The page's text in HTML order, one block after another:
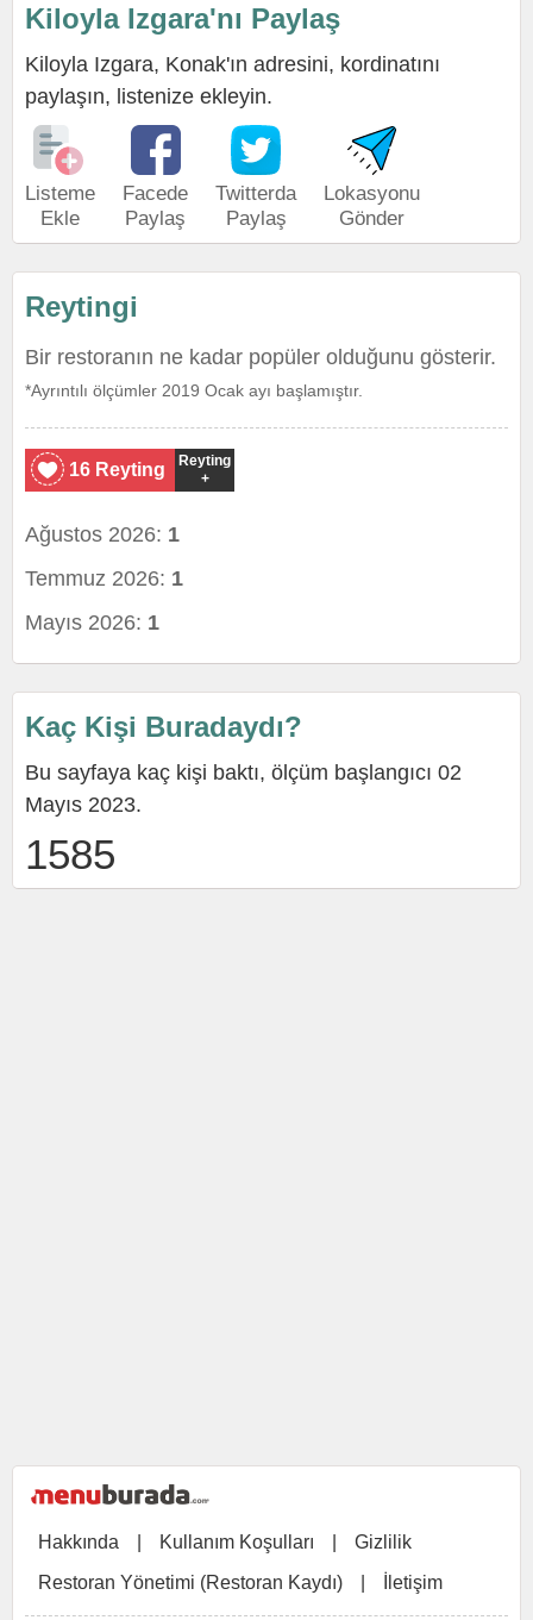
Kiloyla Izgara'nı Paylaş
Kiloyla Izgara, Konak'ın adresini, kordinatını
paylaşın, listenize ekleyin.
Listeme
Ekle
Facede
Paylaş
Twitterda
Paylaş
Lokasyonu
Gönder
Reytingi
Bir restoranın ne kadar popüler olduğunu gösterir.
*Ayrıntılı ölçümler 2019 Ocak ayı başlamıştır.
16 Reyting
Reyting
+
Ağustos 2026: 1
Temmuz 2026: 1
Mayıs 2026: 1
Kaç Kişi Buradaydı?
Bu sayfaya kaç kişi baktı, ölçüm başlangıcı 02
Mayıs 2023.
1585
Hakkında Kullanım Koşulları
Gizlilik
Restoran Yönetimi (Restoran Kaydı)
İletişim